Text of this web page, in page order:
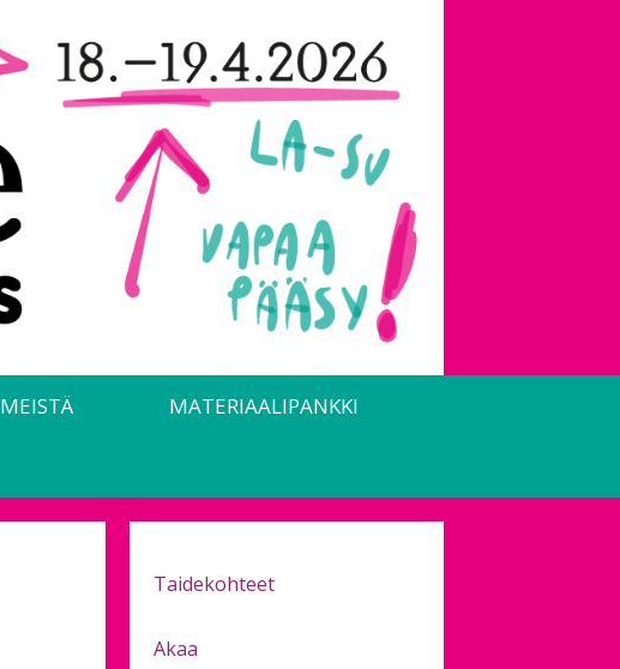
MEISTÄ MATERIAALIPANKKI
Taidekohteet
Akaa